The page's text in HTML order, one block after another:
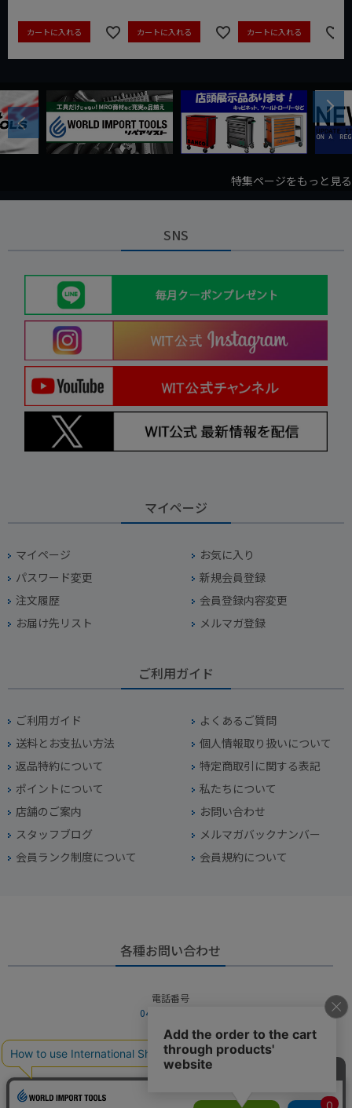
カートに入れる カートに入れる カートに入れる
Previous
Next
特集ページをもっと見る
SNS
マイページ
マイページ
お気に入り
パスワード変更
新規会員登録
注文履歴
会員登録内容変更
お届け先リスト
メルマガ登録
ご利用ガイド
ご利用ガイド
よくあるご質問
送料とお支払い方法
個人情報取り扱いについて
返品特約について
特定商取引に関する表記
ポイントについて
私たちについて
店舗のご案内
お問い合わせ
スタッフブログ
メルマガバックナンバー
会員ランク制度について
会員規約について
各種お問い合わせ
電話番号
045-949-2451
営業時間
10：00～19：00